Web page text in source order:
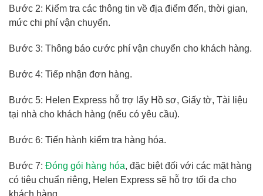
Bước 2: Kiểm tra các thông tin về địa điểm đến, thời gian,
mức chi phí vận chuyển.
Bước 3: Thông báo cước phí vận chuyển cho khách hàng.
Bước 4: Tiếp nhận đơn hàng.
Bước 5: Helen Express hỗ trợ lấy Hồ sơ, Giấy tờ, Tài liệu
tại nhà cho khách hàng (nếu có yêu cầu).
Bước 6: Tiến hành kiểm tra hàng hóa.
Bước 7: Đóng gói hàng hóa, đặc biệt đối với các mặt hàng
có tiêu chuẩn riêng, Helen Express sẽ hỗ trợ tối đa cho
khách hàng.